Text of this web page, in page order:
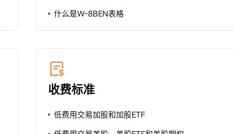
什么是W-8BEN表格
收费标准
低费用交易加股和加股ETF